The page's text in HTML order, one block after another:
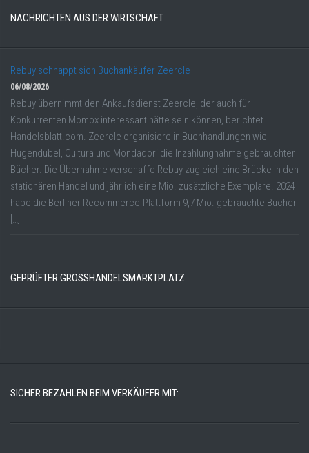
NACHRICHTEN AUS DER WIRTSCHAFT
Rebuy schnappt sich Buchankäufer Zeercle
06/08/2026
Rebuy übernimmt den Ankaufsdienst Zeercle, der auch für
Konkurrenten Momox interessant hätte sein können, berichtet
Handelsblatt.com. Zeercle organisiere in Buchhandlungen wie
Hugendubel, Cultura und Mondadori die Inzahlungnahme gebrauchter
Bücher. Die Übernahme verschaffe Rebuy zugleich eine Brücke in den
stationären Handel und jährlich eine Mio. zusätzliche Exemplare. 2024
habe die Berliner Recommerce-Plattform 9,7 Mio. gebrauchte Bücher
[…]
GEPRÜFTER GROSSHANDELSMARKTPLATZ
SICHER BEZAHLEN BEIM VERKÄUFER MIT: